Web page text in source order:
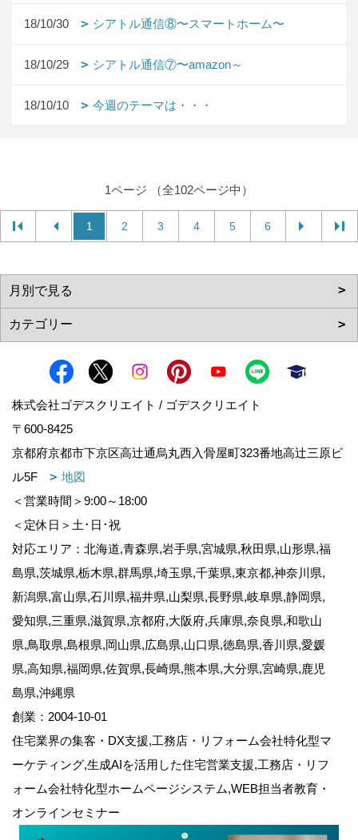
18/10/30 シアトル通信⑧〜スマートホーム〜
18/10/29 シアトル通信⑦〜amazon～
18/10/10 今週のテーマは・・・
1ページ （全102ページ中）
1 2 3 4 5 6
株式会社ゴデスクリエイト / ゴデスクリエイト
〒600-8425
京都府京都市下京区高辻通烏丸西入骨屋町323番地高辻三原ビ
ル5F
地図
＜営業時間＞9:00～18:00
＜定休日＞土･日･祝
対応エリア：北海道,青森県,岩手県,宮城県,秋田県,山形県,福
島県,茨城県,栃木県,群馬県,埼玉県,千葉県,東京都,神奈川県,
新潟県,富山県,石川県,福井県,山梨県,長野県,岐阜県,静岡県,
愛知県,三重県,滋賀県,京都府,大阪府,兵庫県,奈良県,和歌山
県,鳥取県,島根県,岡山県,広島県,山口県,徳島県,香川県,愛媛
県,高知県,福岡県,佐賀県,長崎県,熊本県,大分県,宮崎県,鹿児
島県,沖縄県
創業：2004-10-01
住宅業界の集客・DX支援,工務店・リフォーム会社特化型マ
ーケティング,生成AIを活用した住宅営業支援,工務店・リフ
ォーム会社特化型ホームページシステム,WEB担当者教育・
オンラインセミナー